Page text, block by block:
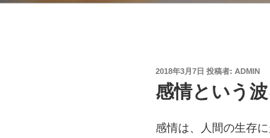
投
日:
2018年3月7日 投稿者: ADMIN
感情という
感情は、人間の生存